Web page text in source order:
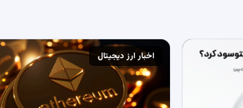
اخبار ارز دیجیتال